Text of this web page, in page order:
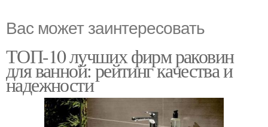
Вас может заинтересовать
ТОП-10 лучших фирм раковин
для ванной: рейтинг качества и
надежности